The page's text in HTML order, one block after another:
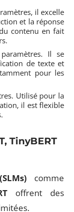
il excelle
et la réponse
contenu en fait
Il se
de texte et
pour les
Utilisé pour la
il est flexible
TinyBERT
comme
offrent des